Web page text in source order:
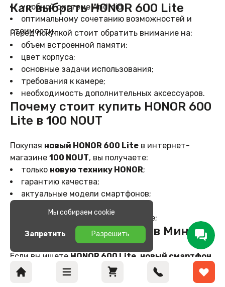
удобной системе Android;
оптимальному сочетанию возможностей и
стоимости.
Как выбрать HONOR 600 Lite
Перед покупкой стоит обратить внимание на:
объем встроенной памяти;
цвет корпуса;
основные задачи использования;
требования к камере;
необходимость дополнительных аксессуаров.
Почему стоит купить HONOR 600
Lite в 100 NOUT
Покупая новый HONOR 600 Lite в интернет-
магазине 100 NOUT, вы получаете:
только новую технику HONOR;
гарантию качества;
актуальные модели смартфонов;
помощь специалистов при выборе;
удобное оформление заказа;
доставку по Минску и Беларуси.
Купить HONOR 600 Lite в Минске
Если вы ищете HONOR 600 Lite новый смартфон
HONOR
HONOR 600 Lite купить в Минске
смартфон с AMOLED экраном
мощный Android-
Мы собираем cookie
Запретить Разрешить